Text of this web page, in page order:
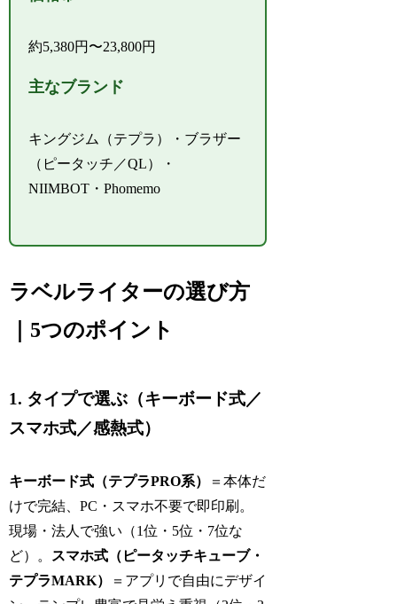
約5,380円〜23,800円
主なブランド
キングジム（テプラ）・ブラザー
（ピータッチ／QL）・
NIIMBOT・Phomemo
ラベルライターの選び方
｜5つのポイント
1. タイプで選ぶ（キーボード式／
スマホ式／感熱式）
キーボード式（テプラPRO系）
＝本体だ
けで完結、PC・スマホ不要で即印刷。
現場・法人で強い（1位・5位・7位な
ど）。
スマホ式（ピータッチキューブ・
テプラMARK）
＝アプリで自由にデザイ